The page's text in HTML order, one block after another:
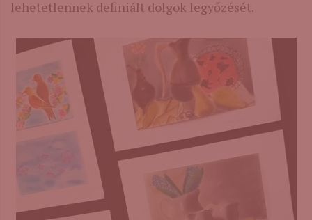
lehetetlennek definiált dolgok legyőzését.